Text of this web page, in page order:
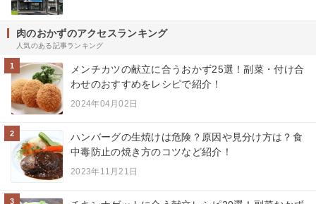
肉のおかずのアクセスランキング
人気のある記事ランキング
1
メンチカツの献立に合うおかず25選！副菜・付け合
わせのおすすめをレシピで紹介！
2024年04月02日
2
ハンバーグの生焼けは危険？原因や見分け方は？食
中毒防止の焼き方のコツなど紹介！
2023年11月21日
3